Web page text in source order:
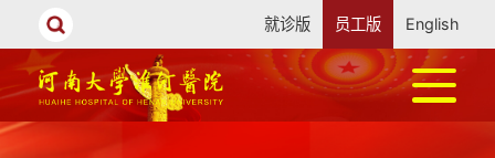
就诊版 员工版 English